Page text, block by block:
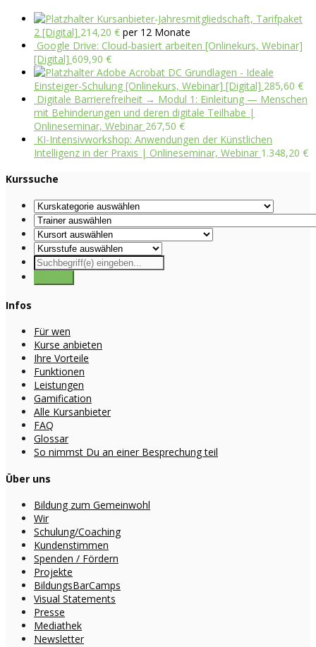
Kursanbieter-Jahresmitgliedschaft, Tarifpaket
2 [Digital] 214,20 € per 12 Monate
Google Drive: Cloud-basiert arbeiten [Onlinekurs, Webinar]
[Digital] 609,90 €
Adobe Acrobat DC Grundlagen - Ideale
Einsteiger-Schulung [Onlinekurs, Webinar] [Digital] 285,60 €
Digitale Barrierefreiheit → Modul 1: Einleitung — Menschen
mit Behinderungen und deren digitale Teilhabe |
Onlineseminar, Webinar 267,50 €
KI-Intensivworkshop: Anwendungen der Künstlichen
Intelligenz in der Praxis | Onlineseminar, Webinar 1.348,20 €
Kurssuche
Infos
Für wen
Kurse anbieten
Ihre Vorteile
Funktionen
Leistungen
Gamification
Alle Kursanbieter
FAQ
Glossar
So nimmst Du an einer Besprechung teil
Über uns
Bildung zum Gemeinwohl
Wir
Schulung/Coaching
Kundenstimmen
Spenden / Fördern
Projekte
BildungsBarCamps
Visual Statements
Presse
Mediathek
Newsletter